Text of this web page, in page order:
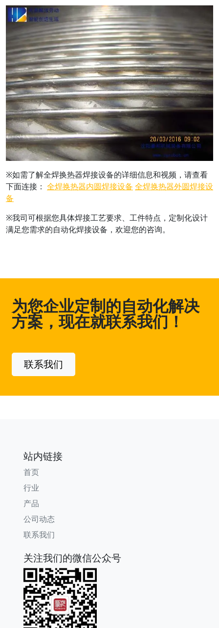
※如需了解全焊换热器焊接设备的详细信息和视频，请查看
下面连接： 全焊换热器内圆焊接设备 全焊换热器外圆焊接设
备
※我司可根据您具体焊接工艺要求、工件特点，定制化设计
满足您需求的自动化焊接设备，欢迎您的咨询。
为您企业定制的自动化解决
方案，现在就联系我们！
联系我们
站内链接
首页
行业
产品
公司动态
联系我们
关注我们的微信公众号